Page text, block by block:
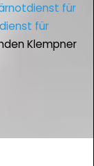
für
für
Klempner